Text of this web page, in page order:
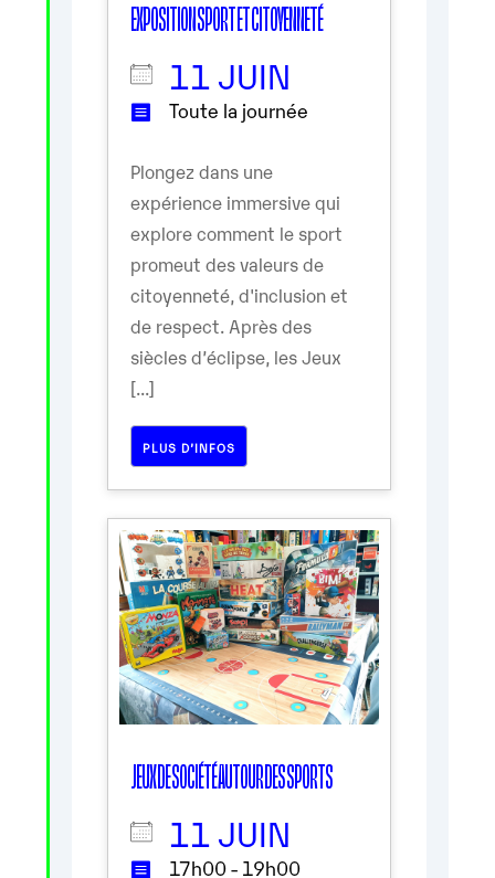
EXPOSITION SPORT ET CITOYENNETÉ
11 JUIN
Toute la journée
Plongez dans une
expérience immersive qui
explore comment le sport
promeut des valeurs de
citoyenneté, d'inclusion et
de respect. Après des
siècles d’éclipse, les Jeux
[...]
PLUS D’INFOS
JEUX DE SOCIÉTÉ AUTOUR DES SPORTS
11 JUIN
17h00 - 19h00